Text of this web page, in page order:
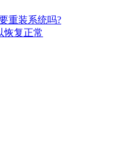
重装系统吗?
恢复正常